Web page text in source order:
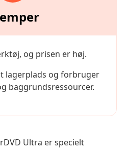
og prisen er høj.
lagerplads og forbruger
baggrundsressourcer.
Ultra er specielt